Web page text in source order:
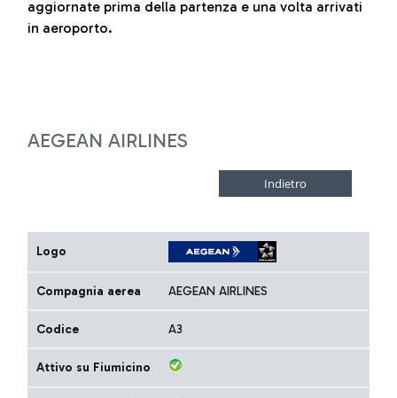
aggiornate prima della partenza e una volta arrivati
in aeroporto.
AEGEAN AIRLINES
Logo
Compagnia aerea AEGEAN AIRLINES
Codice A3
Attivo su Fiumicino